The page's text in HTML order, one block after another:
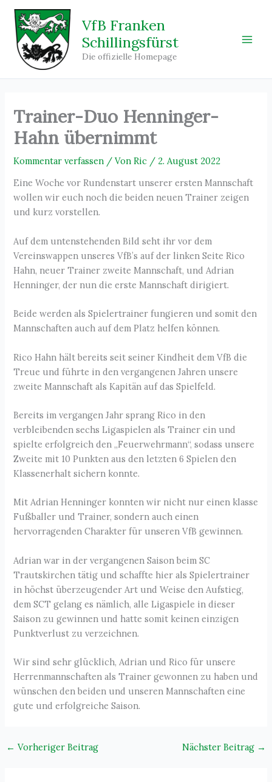
Zum
Inhalt
springen
VfB Franken
Schillingsfürst
Die offizielle Homepage
Trainer-Duo Henninger-
Hahn übernimmt
Kommentar verfassen / VonRic / 2. August 2022
Eine Woche vor Rundenstart unserer ersten Mannschaft
wollen wir euch noch die beiden neuen Trainer zeigen
und kurz vorstellen.
Auf dem untenstehenden Bild seht ihr vor dem
Vereinswappen unseres VfB’s auf der linken Seite Rico
Hahn, neuer Trainer zweite Mannschaft, und Adrian
Henninger, der nun die erste Mannschaft dirigiert.
Beide werden als Spielertrainer fungieren und somit den
Mannschaften auch auf dem Platz helfen können.
Rico Hahn hält bereits seit seiner Kindheit dem VfB die
Treue und führte in den vergangenen Jahren unsere
zweite Mannschaft als Kapitän auf das Spielfeld.
Bereits im vergangen Jahr sprang Rico in den
verbleibenden sechs Ligaspielen als Trainer ein und
spielte erfolgreich den „Feuerwehrmann“, sodass unsere
Zweite mit 10 Punkten aus den letzten 6 Spielen den
Klassenerhalt sichern konnte.
Mit Adrian Henninger konnten wir nicht nur einen klasse
Fußballer und Trainer, sondern auch einen
hervorragenden Charakter für unseren VfB gewinnen.
Adrian war in der vergangenen Saison beim SC
Trautskirchen tätig und schaffte hier als Spielertrainer
in höchst überzeugender Art und Weise den Aufstieg,
dem SCT gelang es nämlich, alle Ligaspiele in dieser
Saison zu gewinnen und hatte somit keinen einzigen
Punktverlust zu verzeichnen.
Wir sind sehr glücklich, Adrian und Rico für unsere
Herrenmannschaften als Trainer gewonnen zu haben und
wünschen den beiden und unseren Mannschaften eine
gute und erfolgreiche Saison.
← Vorheriger Beitrag Nächster Beitrag →